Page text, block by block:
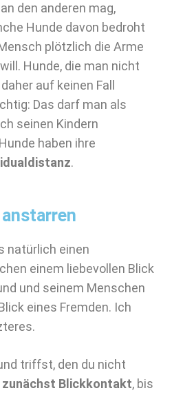
den anderen mag,
Hunde davon bedroht
plötzlich die Arme
Hunde, die man nicht
auf keinen Fall
Das darf man als
seinen Kindern
haben ihre
.
natürlich einen
einem liebevollen Blick
und seinem Menschen
eines Fremden. Ich
triffst, den du nicht
zunächst Blickkontakt, bis